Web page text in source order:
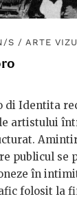
S / ARTE
di Identita
artistului
publicul se
în
folosit la